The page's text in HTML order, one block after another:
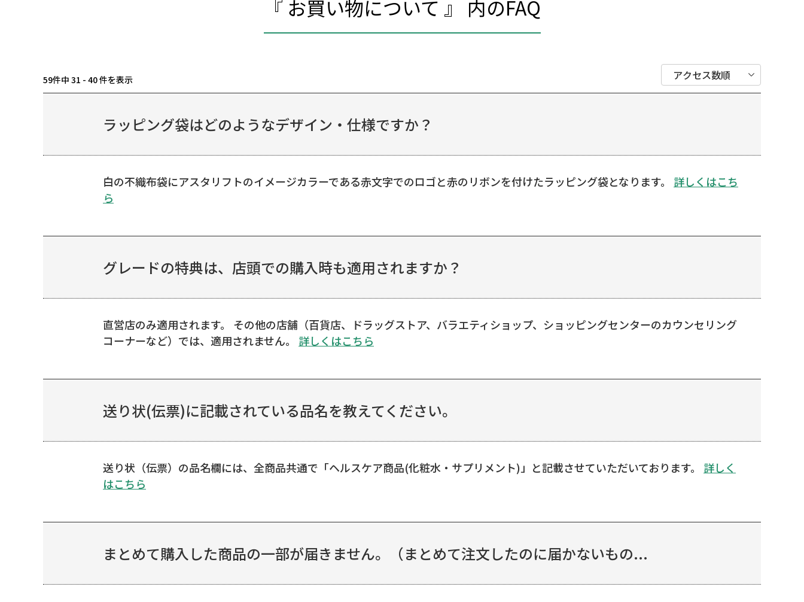
『 お買い物について 』 内のFAQ
59件中 31 - 40 件を表示
ラッピング袋はどのようなデザイン・仕様ですか？
白の不織布袋にアスタリフトのイメージカラーである赤文字でのロゴと赤のリボンを付けたラッピング袋となります。 詳しくはこち
ら
グレードの特典は、店頭での購入時も適用されますか？
直営店のみ適用されます。 その他の店舗（百貨店、ドラッグストア、バラエティショップ、ショッピングセンターのカウンセリング
コーナーなど）では、適用されません。 詳しくはこちら
送り状(伝票)に記載されている品名を教えてください。
送り状（伝票）の品名欄には、全商品共通で「ヘルスケア商品(化粧水・サプリメント)」と記載させていただいております。 詳しく
はこちら
まとめて購入した商品の一部が届きません。（まとめて注文したのに届かないもの...